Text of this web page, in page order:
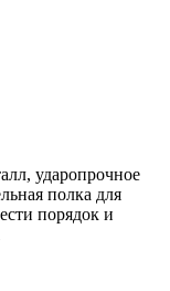
ударопрочное
полка для
порядок и